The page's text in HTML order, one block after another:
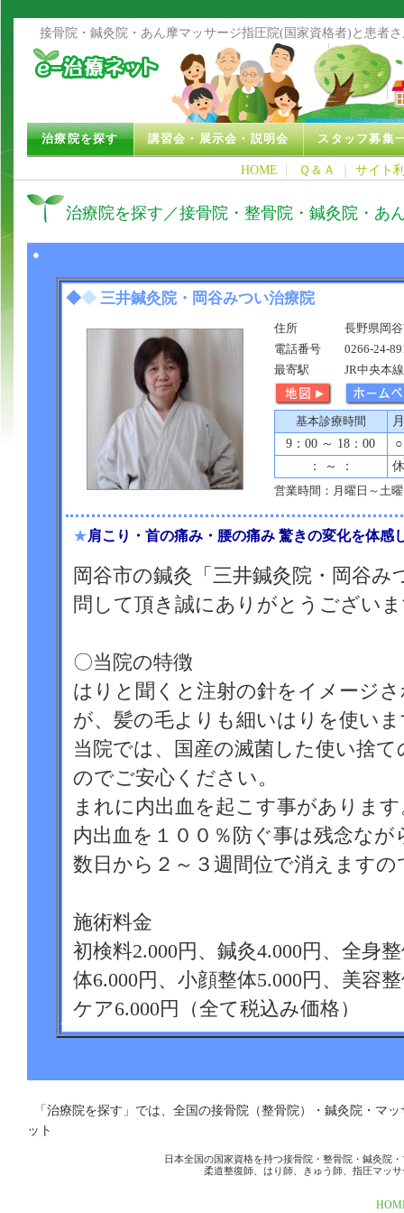
接骨院・鍼灸院・あん摩マッサージ指圧院(国家資格者)と患者
治療院を探す 講習会・展示会・説明会 スタッフ募集
HOME | Ｑ＆Ａ サイト
治療院を探す／接骨院・整骨院・鍼灸院・あ
●
◆◆三井鍼灸院・岡谷みつい治療院
住所
長野県岡
電話番号
0266-24-
最寄駅
JR中央本
基本診療時間
月
9：00 ～ 18：00
○
： ～ ：
休
営業時間：月曜日～土
★肩こり・首の痛み・腰の痛み 驚きの変化を体感
岡谷市の鍼灸「三井鍼灸院・岡谷
問して頂き誠にありがとうござい
〇当院の特徴
はりと聞くと注射の針をイメージ
が、髪の毛よりも細いはりを使い
当院では、国産の滅菌した使い捨
のでご安心ください。
まれに内出血を起こす事があります
内出血を１００％防ぐ事は残念なが
数日から２～３週間位で消えます
施術料金
初検料2.000円、鍼灸4.000円、全身
体6.000円、小顔整体5.000円、美容
ケア6.000円（全て税込み価格）
「治療院を探す」では、全国の接骨院（整骨院）・鍼灸院
ット
日本全国の国家資格を持つ接骨院・整骨院・鍼灸院
柔道整復師、はり師、きゅう師、指圧マッ